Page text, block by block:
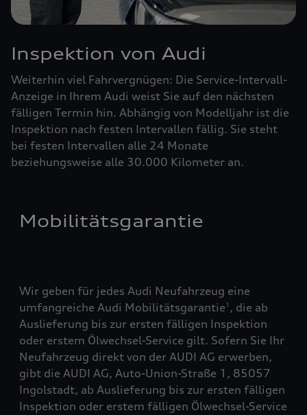
Inspektion von Audi
Weiterhin viel Fahrvergnügen: Die Service-Intervall-
Anzeige in Ihrem Audi weist Sie auf den nächsten
fälligen Termin hin. Abhängig von Modelljahr ist die
Inspektion nach festen Intervallen fällig. Sie steht
bei festen Intervallen alle 24 Monate
beziehungsweise alle 30.000 Kilometer an.
Mobilitätsgarantie
Wir geben für jedes Audi Neufahrzeug eine
umfangreiche Audi Mobilitätsgarantie1 , die ab
Auslieferung bis zur ersten fälligen Inspektion
oder erstem Ölwechsel-Service gilt. Sofern Sie Ihr
Neufahrzeug direkt von der AUDI AG erwerben,
gibt die AUDI AG, Auto-Union-Straße 1, 85057
Ingolstadt, ab Auslieferung bis zur ersten fälligen
Inspektion oder erstem fälligen Ölwechsel-Service